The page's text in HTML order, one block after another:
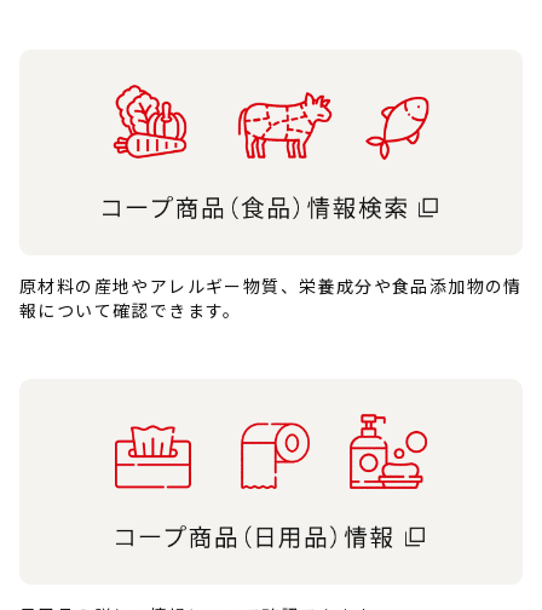
原材料の産地やアレルギー物質、栄養成分や食品添加物の情
報について確認できます。